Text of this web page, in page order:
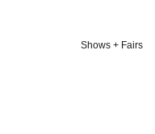
Veröffentlicht
Shows + Fairs